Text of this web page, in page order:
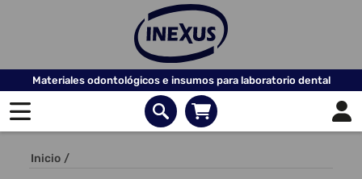
Materiales odontológicos e insumos para laboratorio dental
Inicio /